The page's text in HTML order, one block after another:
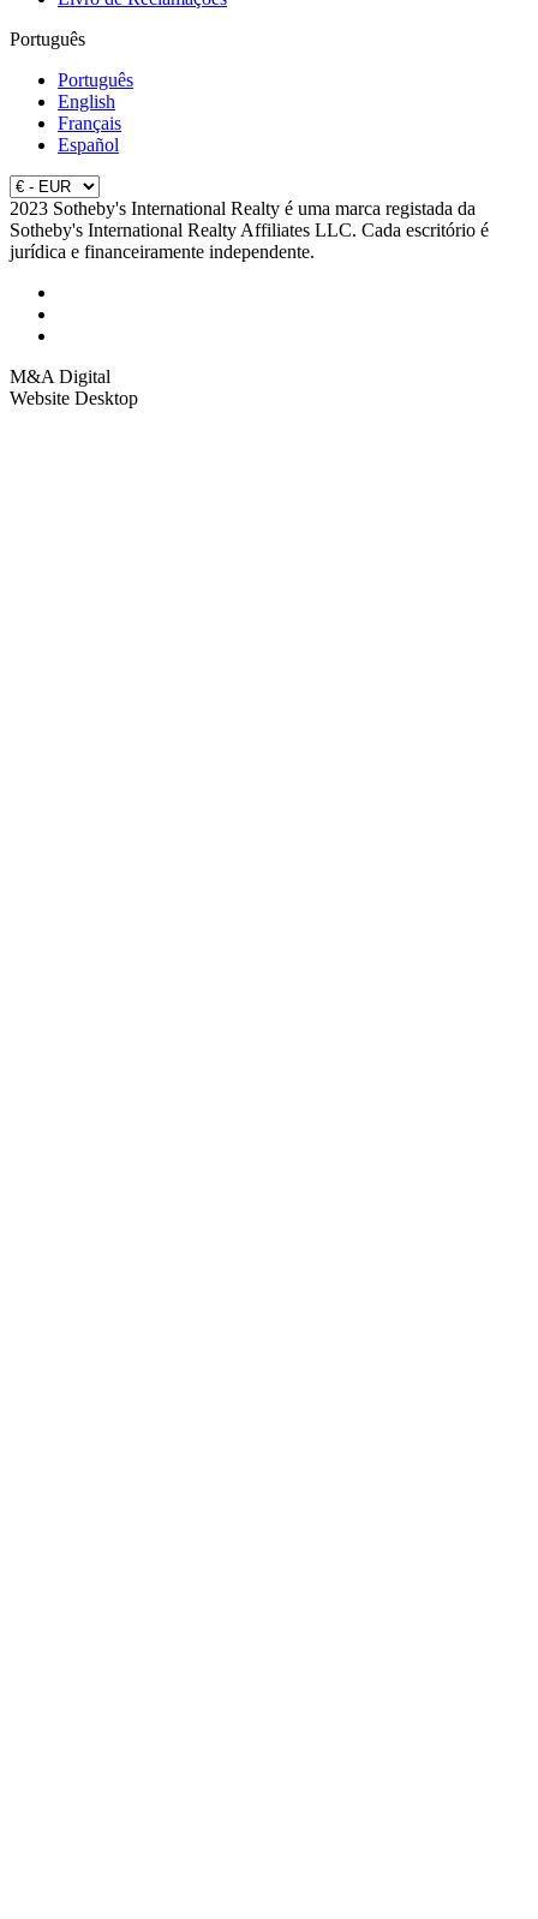
Português
Português
English
Français
Español
2023 Sotheby's International Realty é uma marca registada da
Sotheby's International Realty Affiliates LLC. Cada escritório é
jurídica e financeiramente independente.
M&A Digital
Website Desktop